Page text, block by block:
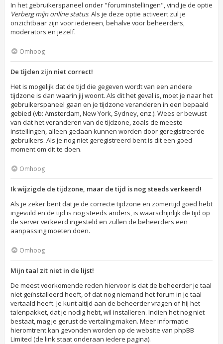
In het gebruikerspaneel onder "foruminstellingen", vind je de optie
Verberg mijn online status. Als je deze optie activeert zul je
onzichtbaar zijn voor iedereen, behalve voor beheerders,
moderators en jezelf.
Omhoog
De tijden zijn niet correct!
Het is mogelijk dat de tijd die gegeven wordt van een andere
tijdzone is dan waarin jij woont. Als dit het geval is, moet je naar het
gebruikerspaneel gaan en je tijdzone veranderen in een bepaald
gebied (vb: Amsterdam, New York, Sydney, enz.). Wees er bewust
van dat het veranderen van de tijdzone, zoals de meeste
instellingen, alleen gedaan kunnen worden door geregistreerde
gebruikers. Als je nog niet geregistreerd bent is dit een goed
moment om dit te doen.
Omhoog
Ik wijzigde de tijdzone, maar de tijd is nog steeds verkeerd!
Als je zeker bent dat je de correcte tijdzone en zomertijd goed hebt
ingevuld en de tijd is nog steeds anders, is waarschijnlijk de tijd op
de server verkeerd ingesteld en zullen de beheerders een
aanpassing moeten doen.
Omhoog
Mijn taal zit niet in de lijst!
De meest voorkomende reden hiervoor is dat de beheerder je taal
niet geïnstalleerd heeft, of dat nog niemand het forum in je taal
vertaald heeft. Je kunt altijd aan de beheerder vragen of hij het
talenpakket, dat je nodig hebt, wil installeren. Indien het nog niet
bestaat, mag je gerust de vertaling maken. Meer informatie
hieromtrent kan gevonden worden op de website van phpBB
Limited (de link staat onderaan iedere pagina).